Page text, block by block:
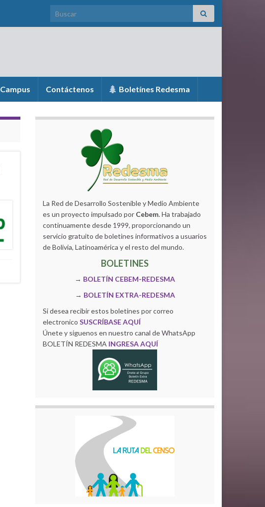
Search for:
Campus Contáctenos Boletínes Redesma
La Red de Desarrollo Sostenible y Medio Ambiente
es un proyecto impulsado por Cebem. Ha trabajado
continuamente desde 1999, proporcionando un
servicio gratuito de boletines informativos a usuarios
de Bolivia, Latinoamérica y el resto del mundo.
BOLETINES
→ BOLETÍN CEBEM-REDESMA
→ BOLETÍN EXTRA-REDESMA
Si desea recibir estos boletines por correo
electronico SUSCRÍBASE AQUÍ
Únete y siguenos en nuestro canal de WhatsApp
BOLETÍN REDESMA INGRESA AQUÍ